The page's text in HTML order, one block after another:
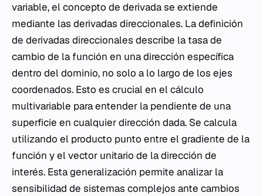
variable, el concepto de derivada se extiende
mediante las derivadas direccionales. La definición
de derivadas direccionales describe la tasa de
cambio de la función en una dirección específica
dentro del dominio, no solo a lo largo de los ejes
coordenados. Esto es crucial en el cálculo
multivariable para entender la pendiente de una
superficie en cualquier dirección dada. Se calcula
utilizando el producto punto entre el gradiente de la
función y el vector unitario de la dirección de
interés. Esta generalización permite analizar la
sensibilidad de sistemas complejos ante cambios